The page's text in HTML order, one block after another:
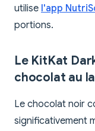
utilise l'app
portions.
Le KitKat
chocolat au
Le chocolat noir
significativement